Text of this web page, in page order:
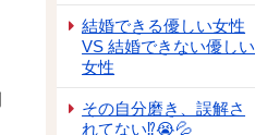
結婚できる優しい女性
VS 結婚できない優しい
女性
その自分磨き、誤解さ
れてない⁉😭💦